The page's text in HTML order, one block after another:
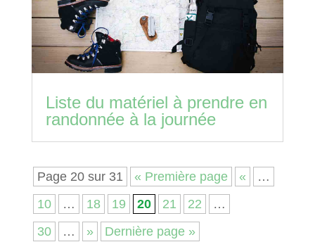
Liste du matériel à prendre en
randonnée à la journée
Page 20 sur 31 « Première page «
…
10
… 18 19 20 21 22
…
30
… » Dernière page »